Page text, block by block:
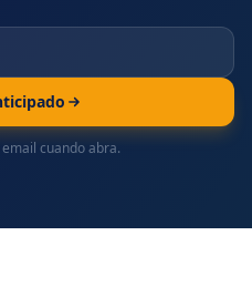
cuando abra.